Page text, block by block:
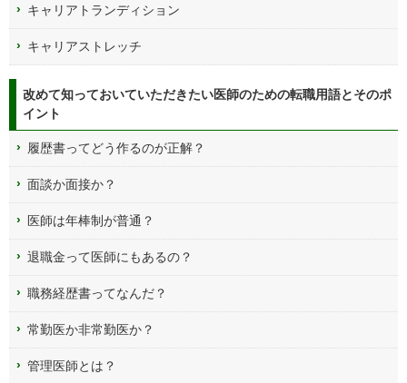
キャリアトランディション
キャリアストレッチ
改めて知っておいていただきたい医師のための転職用語とそのポ
イント
履歴書ってどう作るのが正解？
面談か面接か？
医師は年棒制が普通？
退職金って医師にもあるの？
職務経歴書ってなんだ？
常勤医か非常勤医か？
管理医師とは？